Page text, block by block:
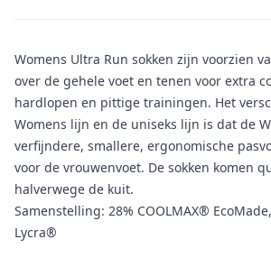
Womens Ultra Run sokken zijn voorzien
over de gehele voet en tenen voor extra
hardlopen en pittige trainingen. Het
Womens lijn en de uniseks lijn is dat de
verfijndere, smallere, ergonomische
voor de vrouwenvoet. De sokken komen
halverwege de kuit.
Samenstelling: 28% COOLMAX®
Lycra®